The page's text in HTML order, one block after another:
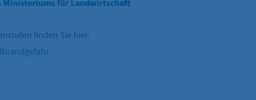
Ministeriums für Landwirtschaft
finden Sie hier: